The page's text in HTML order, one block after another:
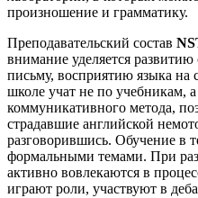
произношение и грамматику.
Преподавательский состав
внимание уделяется
письму, восприятию языка на
школе учат не по учебникам,
коммуникативного метода,
страдавшие английской
разговорившись. Обучение в
формальными темами. При
активно вовлекаются в
играют роли, участвуют в